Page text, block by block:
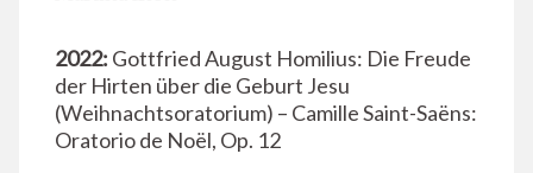
2022: Gottfried August Homilius: Die Freude
der Hirten über die Geburt Jesu
(Weihnachtsoratorium) – Camille Saint-Saëns:
Oratorio de Noël, Op. 12